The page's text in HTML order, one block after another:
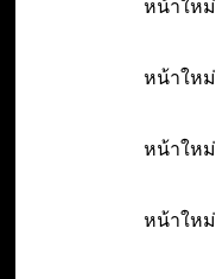
หน้าใหม่
หน้าใหม่
หน้าใหม่
หน้าใหม่